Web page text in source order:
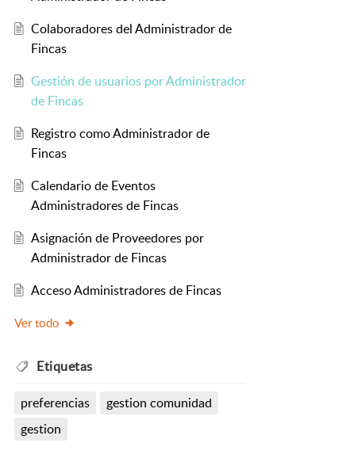
Colaboradores del Administrador de
Fincas
Gestión de usuarios por Administrador
de Fincas
Registro como Administrador de
Fincas
Calendario de Eventos
Administradores de Fincas
Asignación de Proveedores por
Administrador de Fincas
Acceso Administradores de Fincas
Ver todo
Etiquetas
preferencias
gestion comunidad
gestion